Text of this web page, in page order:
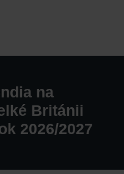
na
Británii
2026/2027